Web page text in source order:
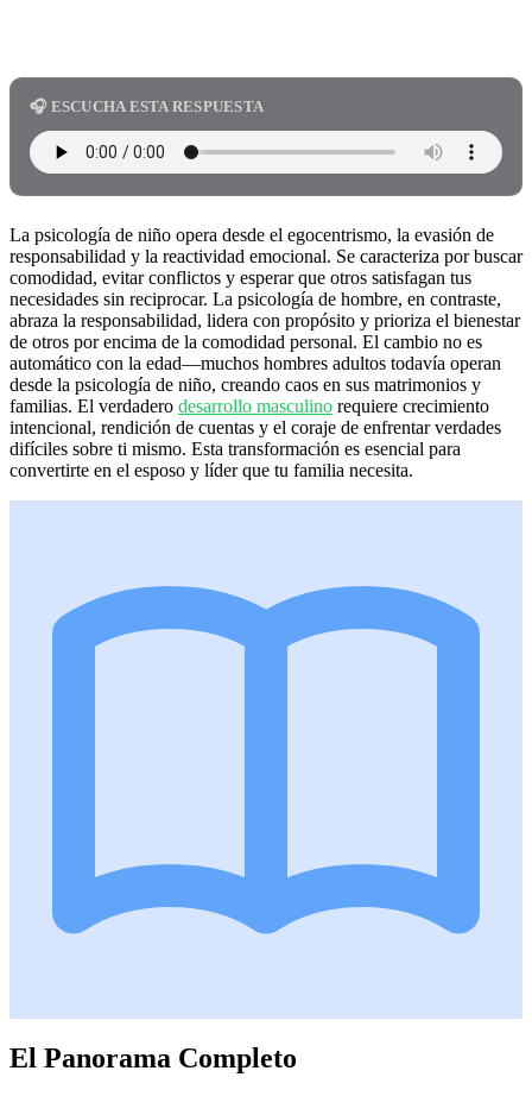
🎧 ESCUCHA ESTA RESPUESTA
La psicología de niño opera desde el egocentrismo, la evasión de
responsabilidad y la reactividad emocional. Se caracteriza por buscar
comodidad, evitar conflictos y esperar que otros satisfagan tus
necesidades sin reciprocar. La psicología de hombre, en contraste,
abraza la responsabilidad, lidera con propósito y prioriza el bienestar
de otros por encima de la comodidad personal. El cambio no es
automático con la edad—muchos hombres adultos todavía operan
desde la psicología de niño, creando caos en sus matrimonios y
familias. El verdadero desarrollo masculino requiere crecimiento
intencional, rendición de cuentas y el coraje de enfrentar verdades
difíciles sobre ti mismo. Esta transformación es esencial para
convertirte en el esposo y líder que tu familia necesita.
El Panorama Completo